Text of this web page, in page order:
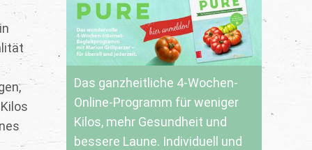
Das ganzheitliche 4-Wochen-
Online-Programm für weniger
Kilos, mehr Gesundheit und
bessere Laune. Individuell und